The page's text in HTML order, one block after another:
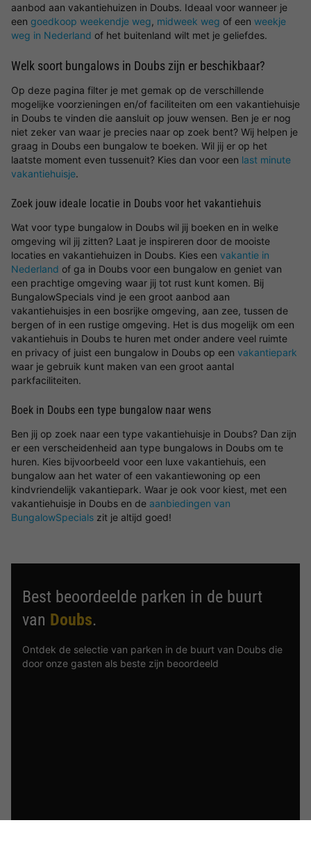
aanbod aan vakantiehuizen in Doubs. Ideaal voor wanneer je
een goedkoop weekendje weg, midweek weg of een weekje
weg in Nederland of het buitenland wilt met je geliefdes.
Welk soort bungalows in Doubs zijn er beschikbaar?
Op deze pagina filter je met gemak op de verschillende
mogelijke voorzieningen en/of faciliteiten om een vakantiehuisje
in Doubs te vinden die aansluit op jouw wensen. Ben je er nog
niet zeker van waar je precies naar op zoek bent? Wij helpen je
graag in Doubs een bungalow te boeken. Wil jij er op het
laatste moment even tussenuit? Kies dan voor een last minute
vakantiehuisje.
Zoek jouw ideale locatie in Doubs voor het vakantiehuis
Wat voor type bungalow in Doubs wil jij boeken en in welke
omgeving wil jij zitten? Laat je inspireren door de mooiste
locaties en vakantiehuizen in Doubs. Kies een vakantie in
Nederland of ga in Doubs voor een bungalow en geniet van
een prachtige omgeving waar jij tot rust kunt komen. Bij
BungalowSpecials vind je een groot aanbod aan
vakantiehuisjes in een bosrijke omgeving, aan zee, tussen de
bergen of in een rustige omgeving. Het is dus mogelijk om een
vakantiehuis in Doubs te huren met onder andere veel ruimte
en privacy of juist een bungalow in Doubs op een vakantiepark
waar je gebruik kunt maken van een groot aantal
parkfaciliteiten.
Boek in Doubs een type bungalow naar wens
Ben jij op zoek naar een type vakantiehuisje in Doubs? Dan zijn
er een verscheidenheid aan type bungalows in Doubs om te
huren. Kies bijvoorbeeld voor een luxe vakantiehuis, een
bungalow aan het water of een vakantiewoning op een
kindvriendelijk vakantiepark. Waar je ook voor kiest, met een
vakantiehuisje in Doubs en de aanbiedingen van
BungalowSpecials zit je altijd goed!
Best beoordeelde parken in de buurt
van Doubs.
Ontdek de selectie van parken in de buurt van Doubs die
door onze gasten als beste zijn beoordeeld